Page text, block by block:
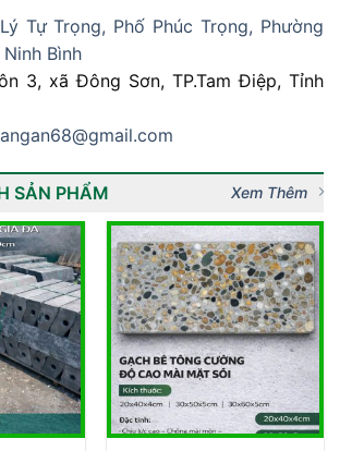
Tự Trọng, Phố Phúc Trọng, Phường
Ninh Bình
3, xã Đông Sơn, TP.Tam Điệp, Tỉnh
SẢN PHẨM Xem Thêm